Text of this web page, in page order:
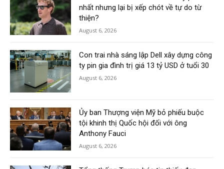
nhất nhưng lại bị xếp chót về tự do từ
thiện?
August 6, 2026
Con trai nhà sáng lập Dell xây dựng công
ty pin gia đình trị giá 13 tỷ USD ở tuổi 30
August 6, 2026
Ủy ban Thượng viện Mỹ bỏ phiếu buộc
tội khinh thị Quốc hội đối với ông
Anthony Fauci
August 6, 2026